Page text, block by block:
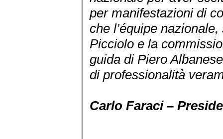
per manifestazioni di
che l’équipe
Picciolo e la
guida di Piero
di professionalità
Carlo Faraci –